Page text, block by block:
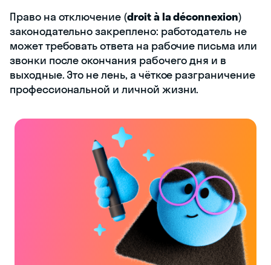
Право на отключение (droit à la déconnexion)
законодательно закреплено: работодатель не
может требовать ответа на рабочие письма или
звонки после окончания рабочего дня и в
выходные. Это не лень, а чёткое разграничение
профессиональной и личной жизни.